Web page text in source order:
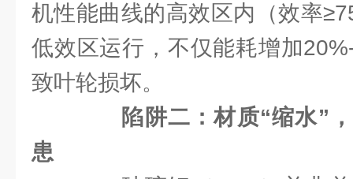
机性能曲线的高效区内（效率
低效区运行，不仅能耗增加
致叶轮损坏。
陷阱二：材质“缩水”
患